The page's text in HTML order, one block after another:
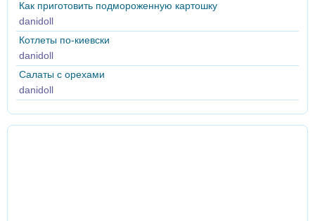
Как приготовить подмороженную картошку
danidoll
Котлеты по-киевски
danidoll
Салаты с орехами
danidoll